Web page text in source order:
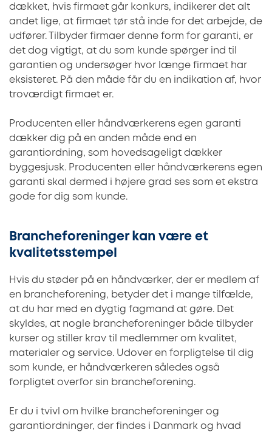
dækket, hvis firmaet går konkurs, indikerer det alt
andet lige, at firmaet tør stå inde for det arbejde, de
udfører. Tilbyder firmaer denne form for garanti, er
det dog vigtigt, at du som kunde spørger ind til
garantien og undersøger hvor længe firmaet har
eksisteret. På den måde får du en indikation af, hvor
troværdigt firmaet er.
Producenten eller håndværkerens egen garanti
dækker dig på en anden måde end en
garantiordning, som hovedsageligt dækker
byggesjusk. Producenten eller håndværkerens egen
garanti skal dermed i højere grad ses som et ekstra
gode for dig som kunde.
Brancheforeninger kan være et
kvalitetsstempel
Hvis du støder på en håndværker, der er medlem af
en brancheforening, betyder det i mange tilfælde,
at du har med en dygtig fagmand at gøre. Det
skyldes, at nogle brancheforeninger både tilbyder
kurser og stiller krav til medlemmer om kvalitet,
materialer og service. Udover en forpligtelse til dig
som kunde, er håndværkeren således også
forpligtet overfor sin brancheforening.
Er du i tvivl om hvilke brancheforeninger og
garantiordninger, der findes i Danmark og hvad